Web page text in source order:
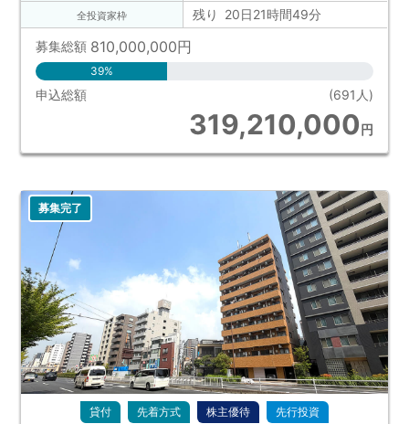
全投資家枠
残り 20日21時間49分
募集総額 810,000,000円
39%
申込総額 (691人)
319,210,000円
募集完了
貸付 先着方式 株主優待 先行投資